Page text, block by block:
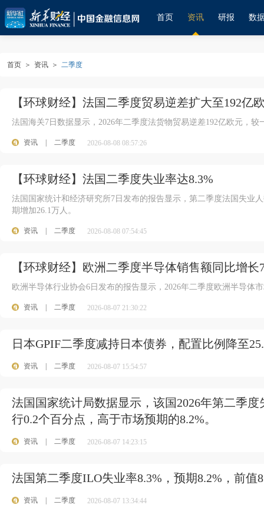
首页 资讯 研报 数
首页 ＞ 资讯 ＞ 二季度
【环球财经】法国二季度贸易逆差扩大至192亿
法国海关7日数据显示，2026年二季度法货物贸易逆差192亿欧元，较
资讯 二季度 2026-08-08 08:57:26
【环球财经】法国二季度失业率达8.3%
法国国家统计和经济研究所7日发布的报告显示，第二季度法国失业
期增加26.1万人。
资讯 二季度 2026-08-08 07:54:45
【环球财经】欧洲二季度半导体销售额同比增长
欧洲半导体行业协会6日发布的报告显示，2026年二季度欧洲半导体
资讯 二季度 2026-08-07 21:30:22
日本GPIF二季度减持日本债券，配置比例降至
资讯 二季度 2026-08-07 15:54:57
法国国家统计局数据显示，该国2026年第二季
行0.2个百分点，高于市场预期的8.2%。
资讯 二季度 2026-08-07 14:23:15
法国第二季度ILO失业率8.3%，预期8.2%，前值
资讯 二季度 2026-08-07 13:34:44